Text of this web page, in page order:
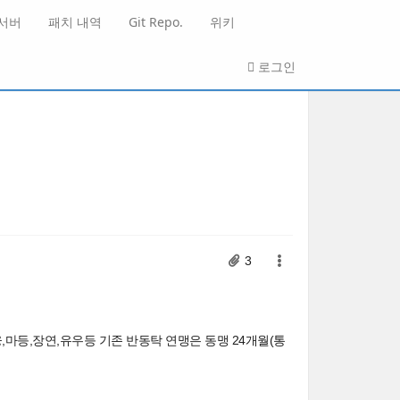
버 패치 내역 Git Repo. 위키
로그인
3
등,장연,유우등 기존 반동탁 연맹은 동맹 24개월(통